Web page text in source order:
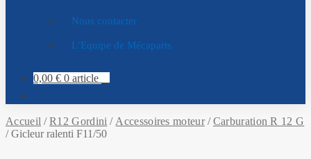
Nous contacter
L’Equipe de Mécaparts
0,00 € 0 article
Accueil /R12 Gordini / Accessoires moteur/Carburation R 12 G
/Gicleur ralenti F11/50